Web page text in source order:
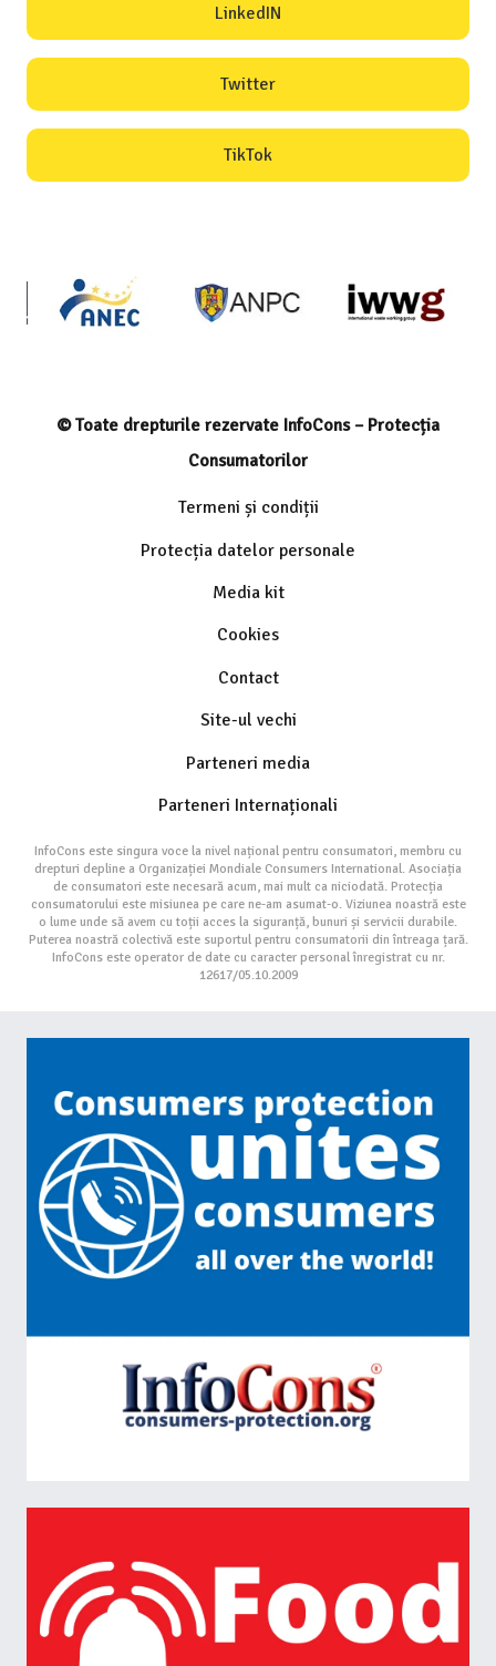
LinkedIN
Twitter
TikTok
© Toate drepturile rezervate InfoCons – Protecția
Consumatorilor
Termeni și condiții
Protecția datelor personale
Media kit
Cookies
Contact
Site-ul vechi
Parteneri media
Parteneri Internaționali
InfoCons este singura voce la nivel național pentru consumatori, membru cu
drepturi depline a Organizației Mondiale Consumers International. Asociația
de consumatori este necesară acum, mai mult ca niciodată. Protecția
consumatorului este misiunea pe care ne-am asumat-o. Viziunea noastră este
o lume unde să avem cu toții acces la siguranță, bunuri și servicii durabile.
Puterea noastră colectivă este suportul pentru consumatorii din întreaga țară.
InfoCons este operator de date cu caracter personal înregistrat cu nr.
12617/05.10.2009